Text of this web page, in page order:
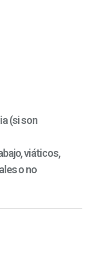
(si son
viáticos,
o no